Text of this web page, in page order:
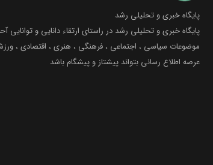
پایگاه خبری و تحلیلی رشد
پایگاه خبری و تحلیلی رشد در راستای ارتقاء دانایی و توانایی
موضوعات سیاسی ، اجتماعی ، فرهنگی ، هنری ، اقتصادی ،
عرصه اطلاع رسانی بتواند پیشتاز و پیشگام باشد